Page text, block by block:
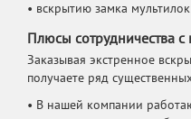
• вскрытию замка
Плюсы сотрудничества
Заказывая экстренное
получаете ряд
• В нашей компании